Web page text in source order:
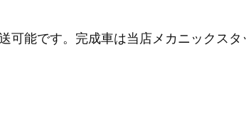
可能です。完成車は当店メカニックス